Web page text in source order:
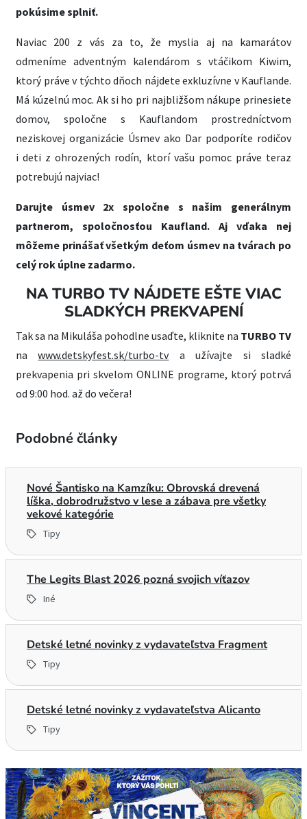
pokúsime splniť.
Naviac 200 z vás za to, že myslia aj na kamarátov
odmeníme adventným kalendárom s vtáčikom Kiwim,
ktorý práve v týchto dňoch nájdete exkluzívne v Kauflande.
Má kúzelnú moc. Ak si ho pri najbližšom nákupe prinesiete
domov, spoločne s Kauflandom prostredníctvom
neziskovej organizácie Úsmev ako Dar podporíte rodičov
i deti z ohrozených rodín, ktorí vašu pomoc práve teraz
potrebujú najviac!
Darujte úsmev 2x spoločne s našim generálnym
partnerom, spoločnosťou Kaufland. Aj vďaka nej
môžeme prinášať všetkým deťom úsmev na tvárach po
celý rok úplne zadarmo.
NA TURBO TV NÁJDETE EŠTE VIAC
SLADKÝCH PREKVAPENÍ
Tak sa na Mikuláša pohodlne usaďte, kliknite na TURBO TV
nawww.detskyfest.sk/turbo-tva užívajte si sladké
prekvapenia pri skvelom ONLINE programe, ktorý potrvá
od 9:00 hod. až do večera!
Podobné články
Nové Šantisko na Kamzíku: Obrovská drevená
líška, dobrodružstvo v lese a zábava pre všetky
vekové kategórie
Tipy
The Legits Blast 2026 pozná svojich víťazov
Iné
Detské letné novinky z vydavateľstva Fragment
Tipy
Detské letné novinky z vydavateľstva Alicanto
Tipy